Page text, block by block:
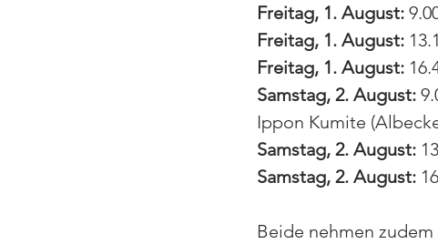
Freitag, 1. August:
Freitag, 1. August:
Freitag, 1. August:
Samstag, 2. August:
Ippon Kumite
Samstag, 2. August:
Samstag, 2. August:
Beide nehmen